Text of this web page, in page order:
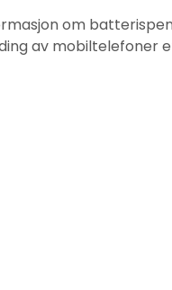
om
av mobiltelefoner